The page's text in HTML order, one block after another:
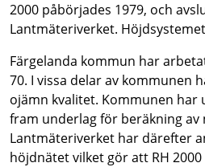
2000 påbörjades 1979, och
Lantmäteriverket.
Färgelanda kommun har
70. I vissa delar av kommunen
ojämn kvalitet. Kommunen har
fram underlag för beräkning av
Lantmäteriverket har därefter
höjdnätet vilket gör att RH